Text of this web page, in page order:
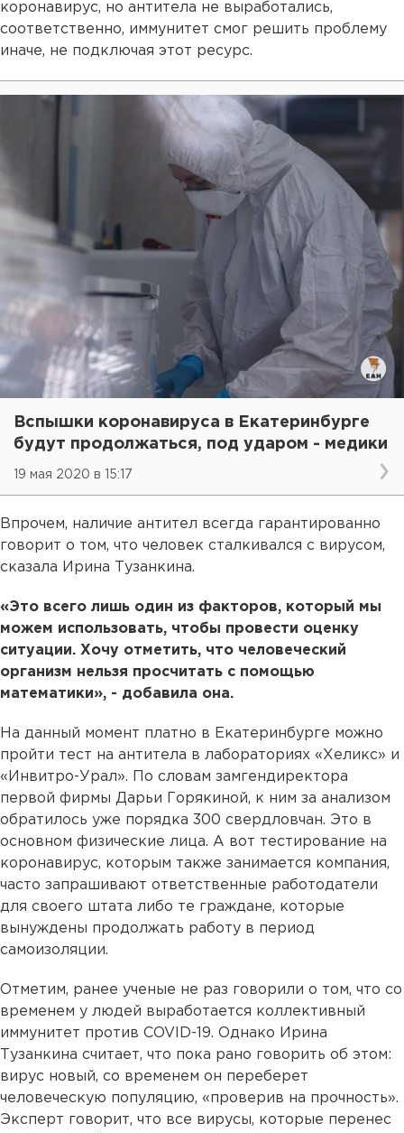
коронавирус, но антитела не выработались,
соответственно, иммунитет смог решить проблему
иначе, не подключая этот ресурс.
Вспышки коронавируса в Екатеринбурге
будут продолжаться, под ударом - медики
19 мая 2020 в 15:17
Впрочем, наличие антител всегда гарантированно
говорит о том, что человек сталкивался с вирусом,
сказала Ирина Тузанкина.
«Это всего лишь один из факторов, который мы
можем использовать, чтобы провести оценку
ситуации. Хочу отметить, что человеческий
организм нельзя просчитать с помощью
математики», - добавила она.
На данный момент платно в Екатеринбурге можно
пройти тест на антитела в лабораториях «Хеликс» и
«Инвитро-Урал». По словам замгендиректора
первой фирмы Дарьи Горякиной, к ним за анализом
обратилось уже порядка 300 свердловчан. Это в
основном физические лица. А вот тестирование на
коронавирус, которым также занимается компания,
часто запрашивают ответственные работодатели
для своего штата либо те граждане, которые
вынуждены продолжать работу в период
самоизоляции.
Отметим, ранее ученые не раз говорили о том, что со
временем у людей выработается коллективный
иммунитет против COVID-19. Однако Ирина
Тузанкина считает, что пока рано говорить об этом:
вирус новый, со временем он переберет
человеческую популяцию, «проверив на прочность».
Эксперт говорит, что все вирусы, которые перенес